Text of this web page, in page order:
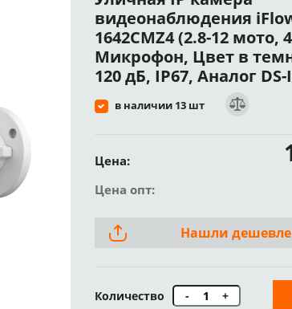
видеонаблюдения
1642CMZ4 (2.8-12 мото,
Микрофон, Цвет в
120 дБ, IP67, Аналог DS-
в наличии 13 шт
Цена:
Цена опт:
Нашли дешевле
Количество - +